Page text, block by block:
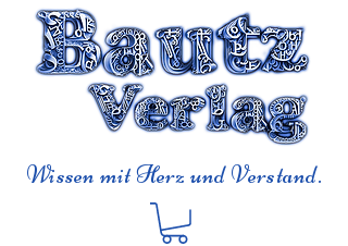
Wissen mit Herz und Verstand.